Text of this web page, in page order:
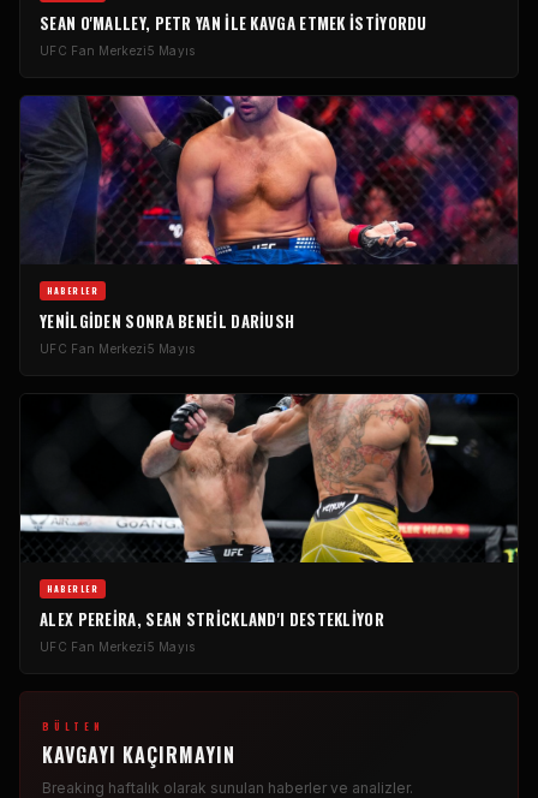
SEAN O'MALLEY, PETR YAN ILE KAVGA ETMEK ISTIYORDU
UFC Fan Merkezi5 Mayıs
HABERLER
YENILGIDEN SONRA BENEIL DARIUSH
UFC Fan Merkezi5 Mayıs
HABERLER
ALEX PEREIRA, SEAN STRICKLAND'I DESTEKLIYOR
UFC Fan Merkezi5 Mayıs
BÜLTEN
KAVGAYI KAÇIRMAYIN
Breaking haftalık olarak sunulan haberler ve analizler.